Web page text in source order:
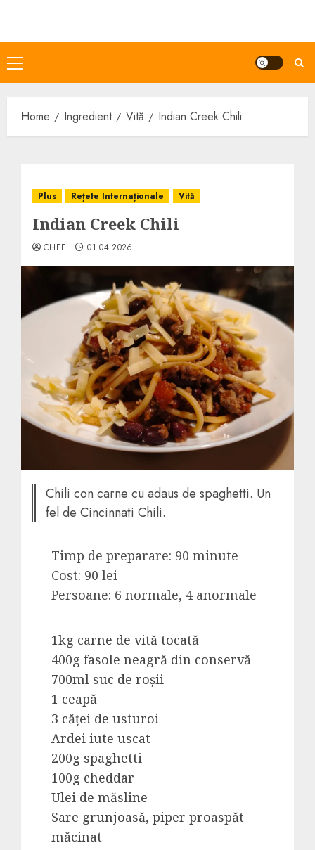
content
Primary
Menu
Home Ingredient Vită Indian Creek Chili
Plus Rețete Internaționale Vită
Indian Creek Chili
CHEF 01.04.2026
Chili con carne cu adaus de spaghetti. Un
fel de Cincinnati Chili.
Timp de preparare: 90 minute
Cost: 90 lei
Persoane: 6 normale, 4 anormale
1kg carne de vită tocată
400g fasole neagră din conservă
700ml suc de roșii
1 ceapă
3 căței de usturoi
Ardei iute uscat
200g spaghetti
100g cheddar
Ulei de măsline
Sare grunjoasă, piper proaspăt
măcinat